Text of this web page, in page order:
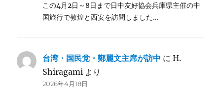
この4月2日～8日まで日中友好協会兵庫県主催の中
国旅行で敦煌と西安を訪問しました…
台湾・国民党・鄭麗文主席が訪中 にH.
Shiragami より
2026年4月18日